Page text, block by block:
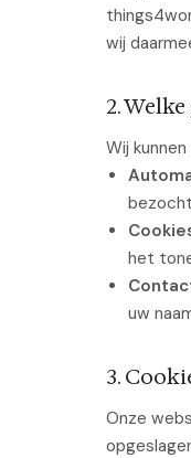
wij
2.
Wij
het
uw
3.
Onze